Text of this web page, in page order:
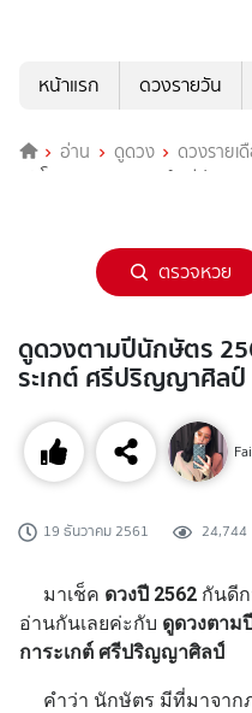
หน้าแรก
ดวงรายวัน
อ่าน ดูดวง ดวงรายเ
🐒 โดย หมอดูการะเกต์ ศรีปริญ
ตรวจหวย
ดูดวงตามปีนักษัตร
ระเกต์ ศรีปริญญาศิลป์
19 ธันวาคม 2561 24,744
มาเช็ค ดวงปี 2562 กันดี
อ่านกันเลยค่ะกับ ดูดวงตาม
การะเกต์ ศรีปริญญาศิลป์
คำว่า นักษัตร มีที่มาจาก